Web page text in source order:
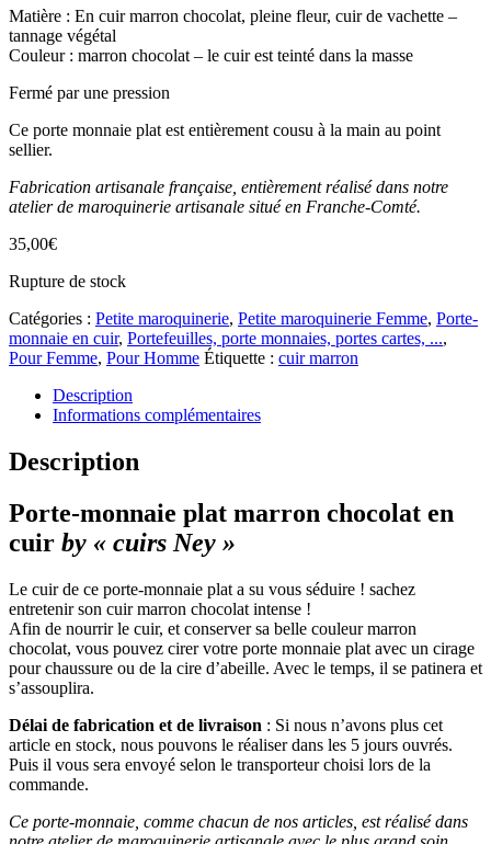
Matière : En cuir marron chocolat, pleine fleur, cuir de vachette –
tannage végétal
Couleur : marron chocolat – le cuir est teinté dans la masse
Fermé par une pression
Ce porte monnaie plat est entièrement cousu à la main au point
sellier.
Fabrication artisanale française, entièrement réalisé dans notre
atelier de maroquinerie artisanale situé en Franche-Comté.
35,00€
Rupture de stock
Catégories : Petite maroquinerie, Petite maroquinerie Femme, Porte-
monnaie en cuir, Portefeuilles, porte monnaies, portes cartes, ...,
Pour Femme, Pour Homme Étiquette : cuir marron
Description
Informations complémentaires
Description
Porte-monnaie plat marron chocolat en
cuir by « cuirs Ney »
Le cuir de ce porte-monnaie plat a su vous séduire ! sachez
entretenir son cuir marron chocolat intense !
Afin de nourrir le cuir, et conserver sa belle couleur marron
chocolat, vous pouvez cirer votre porte monnaie plat avec un cirage
pour chaussure ou de la cire d’abeille. Avec le temps, il se patinera et
s’assouplira.
Délai de fabrication et de livraison : Si nous n’avons plus cet
article en stock, nous pouvons le réaliser dans les 5 jours ouvrés.
Puis il vous sera envoyé selon le transporteur choisi lors de la
commande.
Ce porte-monnaie, comme chacun de nos articles, est réalisé dans